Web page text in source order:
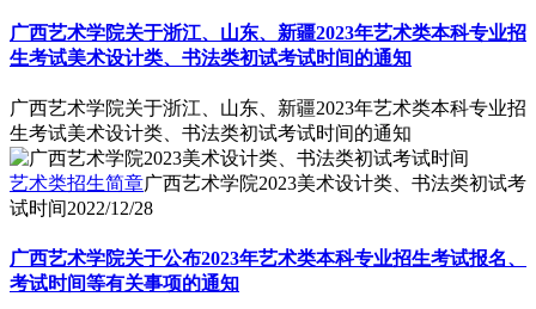
广西艺术学院关于浙江、山东、新疆2023年艺术类本科专业招
生考试美术设计类、书法类初试考试时间的通知
广西艺术学院关于浙江、山东、新疆2023年艺术类本科专业招
生考试美术设计类、书法类初试考试时间的通知
艺术类招生简章广西艺术学院2023美术设计类、书法类初试考
试时间2022/12/28
广西艺术学院关于公布2023年艺术类本科专业招生考试报名、
考试时间等有关事项的通知